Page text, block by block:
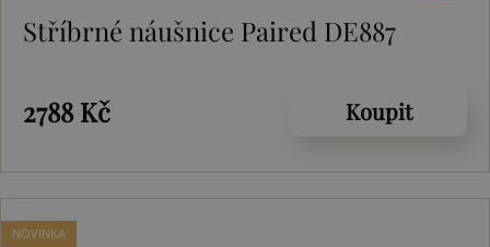
Stříbrné náušnice Paired DE887
2788 Kč Koupit
NOVINKA